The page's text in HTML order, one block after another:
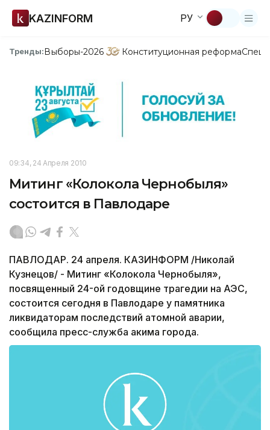
KAZINFORM РУ
Тренды:Выборы-2026 Конституционная реформа
09:34, 24 Апреля 2010
Митинг «Колокола Чернобыля»
состоится в Павлодаре
ПАВЛОДАР. 24 апреля. КАЗИНФОРМ /Николай
Кузнецов/ - Митинг «Колокола Чернобыля»,
посвященный 24-ой годовщине трагедии на АЭС,
состоится сегодня в Павлодаре у памятника
ликвидаторам последствий атомной аварии,
сообщила пресс-служба акима города.